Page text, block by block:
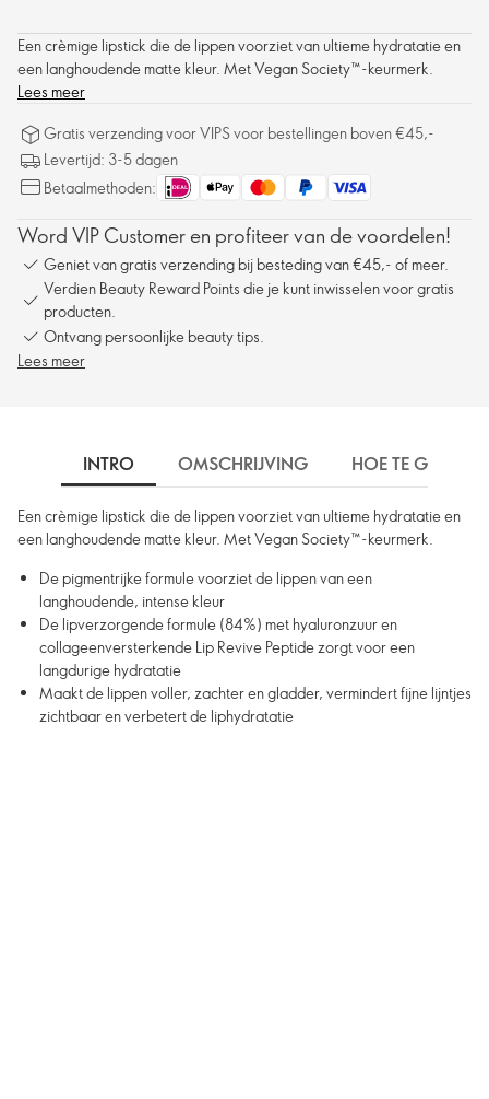
Een crèmige lipstick die de lippen voorziet van ultieme hydratatie en
een langhoudende matte kleur. Met Vegan Society™-keurmerk.
Lees meer
Gratis verzending voor VIPS voor bestellingen boven €45,-
Levertijd: 3-5 dagen
Betaalmethoden:
Word VIP Customer en profiteer van de voordelen!
Geniet van gratis verzending bij besteding van €45,- of meer.
Verdien Beauty Reward Points die je kunt inwisselen voor gratis
producten.
Ontvang persoonlijke beauty tips.
Lees meer
INTRO OMSCHRIJVING HOE TE
Een crèmige lipstick die de lippen voorziet van ultieme hydratatie en
een langhoudende matte kleur. Met Vegan Society™-keurmerk.
De pigmentrijke formule voorziet de lippen van een
langhoudende, intense kleur
De lipverzorgende formule (84%) met hyaluronzuur en
collageenversterkende Lip Revive Peptide zorgt voor een
langdurige hydratatie
Maakt de lippen voller, zachter en gladder, vermindert fijne lijntjes
zichtbaar en verbetert de liphydratatie